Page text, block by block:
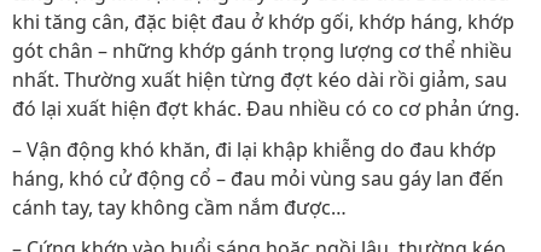
khi tăng cân, đặc biệt đau ở khớp gối, khớp háng, khớp
gót chân – những khớp gánh trọng lượng cơ thể nhiều
nhất. Thường xuất hiện từng đợt kéo dài rồi giảm, sau
đó lại xuất hiện đợt khác. Đau nhiều có co cơ phản ứng.
– Vận động khó khăn, đi lại khập khiễng do đau khớp
háng, khó cử động cổ – đau mỏi vùng sau gáy lan đến
cánh tay, tay không cầm nắm được…